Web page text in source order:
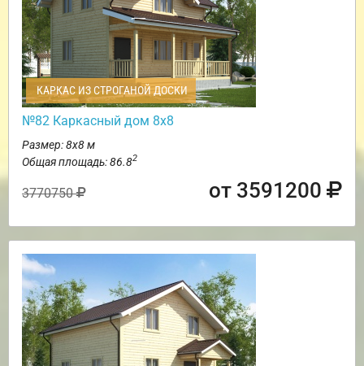
КАРКАС ИЗ СТРОГАНОЙ ДОСКИ
№82 Каркасный дом 8х8
Размер: 8х8 м
Общая площадь: 86.82
3770750 от 3591200